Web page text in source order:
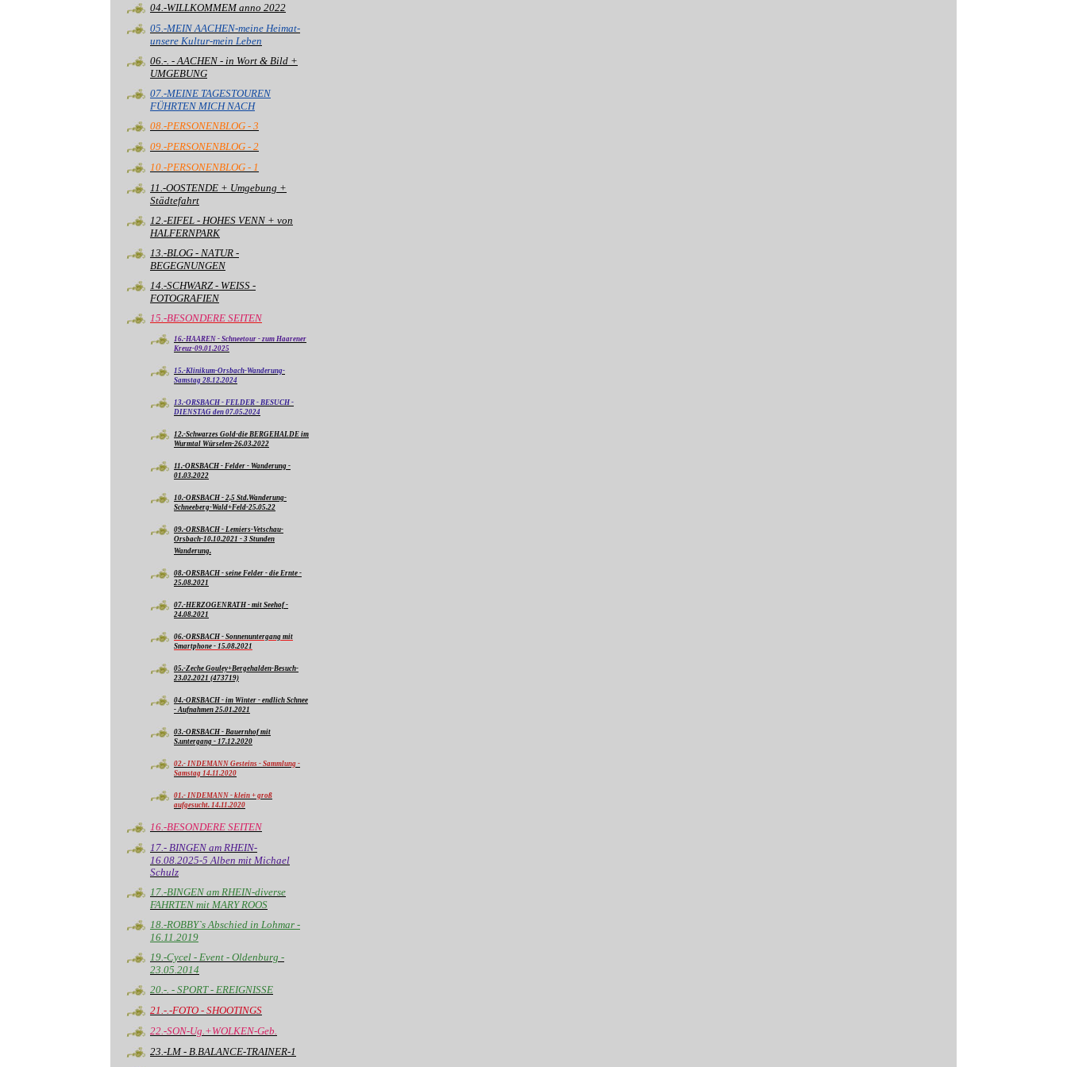
04.-WILLKOMMEM anno 2022
05.-MEIN AACHEN-meine Heimat-
unsere Kultur-mein Leben
06.-. - AACHEN - in Wort & Bild +
UMGEBUNG
07.-MEINE TAGESTOUREN
FÜHRTEN MICH NACH
08.-PERSONENBLOG - 3
09.-PERSONENBLOG - 2
10.-PERSONENBLOG - 1
11.-OOSTENDE + Umgebung +
Städtefahrt
12.-EIFEL - HOHES VENN + von
HALFERNPARK
13.-BLOG - NATUR -
BEGEGNUNGEN
14.-SCHWARZ - WEISS -
FOTOGRAFIEN
15.-BESONDERE SEITEN
16.-HAAREN - Schneetour - zum Haarener
Kreuz-09.01.2025
15.-Klinikum-Orsbach-Wanderung-
Samstag 28.12.2024
13.-ORSBACH - FELDER - BESUCH -
DIENSTAG den 07.05.2024
12.-Schwarzes Gold-die BERGEHALDE im
Wurmtal Würselen-26.03.2022
11.-ORSBACH - Felder - Wanderung -
01.03.2022
10.-ORSBACH - 2,5 Std.Wanderung-
Schneeberg-Wald+Feld-25.05.22
09.-ORSBACH - Lemiers-Vetschau-
Orsbach-10.10.2021 - 3 Stunden
Wanderung.
08.-ORSBACH - seine Felder - die Ernte -
25.08.2021
07.-HERZOGENRATH - mit Seehof -
24.08.2021
06.-ORSBACH - Sonnenuntergang mit
Smartphone - 15.08.2021
05.-Zeche Gouley+Bergehalden-Besuch-
23.02.2021 (473719)
04.-ORSBACH - im Winter - endlich Schnee
- Aufnahmen 25.01.2021
03.-ORSBACH - Bauernhof mit
S.untergang - 17.12.2020
02.- INDEMANN Gesteins - Sammlung -
Samstag 14.11.2020
01.- INDEMANN - klein + groß
aufgesucht. 14.11.2020
16.-BESONDERE SEITEN
17.- BINGEN am RHEIN-
16.08.2025-5 Alben mit Michael
Schulz
17.-BINGEN am RHEIN-diverse
FAHRTEN mit MARY ROOS
18.-ROBBY`s Abschied in Lohmar -
16.11.2019
19.-Cycel - Event - Oldenburg -
23.05.2014
20.-. - SPORT - EREIGNISSE
21.-.-FOTO - SHOOTINGS
22.-SON-Ug.+WOLKEN-Geb.
23.-LM - B.BALANCE-TRAINER-1